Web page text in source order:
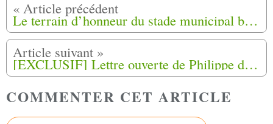
Le terrain d’honneur du stade municipal baptisé Mohamed-Sebbani à Bias (47)
[EXCLUSIF] Lettre ouverte de Philippe de Villiers aux harkis sur un malentendu
COMMENTER CET ARTICLE